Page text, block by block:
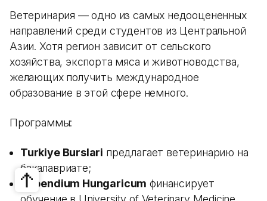
Ветеринария — одно из самых недооцененных
направлений среди студентов из Центральной
Азии. Хотя регион зависит от сельского
хозяйства, экспорта мяса и животноводства,
желающих получить международное
образование в этой сфере немного.
Программы:
Turkiye Burslari предлагает ветеринарию на
бакалавриате;
Stipendium Hungaricum финансирует